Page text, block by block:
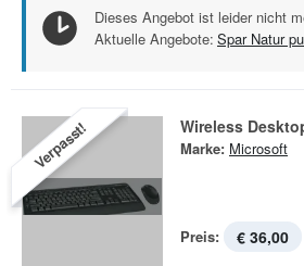
Dieses Angebot ist leider nicht
Aktuelle Angebote: Spar Natur
Verpasst! Wireless
Marke: Microsoft
Preis: € 36,00